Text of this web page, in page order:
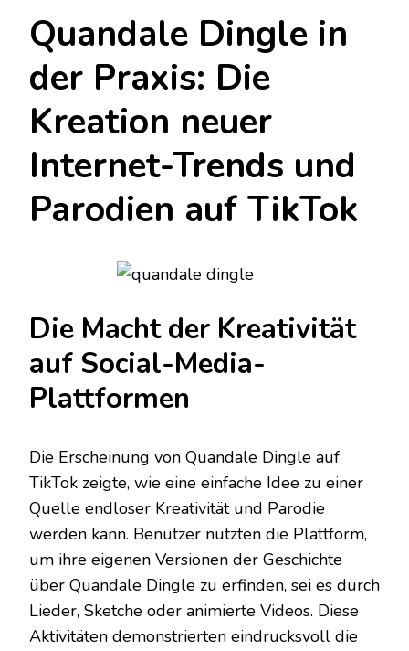
Quandale Dingle in
der Praxis: Die
Kreation neuer
Internet-Trends und
Parodien auf TikTok
Die Macht der Kreativität
auf Social-Media-
Plattformen
Die Erscheinung von Quandale Dingle auf
TikTok zeigte, wie eine einfache Idee zu einer
Quelle endloser Kreativität und Parodie
werden kann. Benutzer nutzten die Plattform,
um ihre eigenen Versionen der Geschichte
über Quandale Dingle zu erfinden, sei es durch
Lieder, Sketche oder animierte Videos. Diese
Aktivitäten demonstrierten eindrucksvoll die